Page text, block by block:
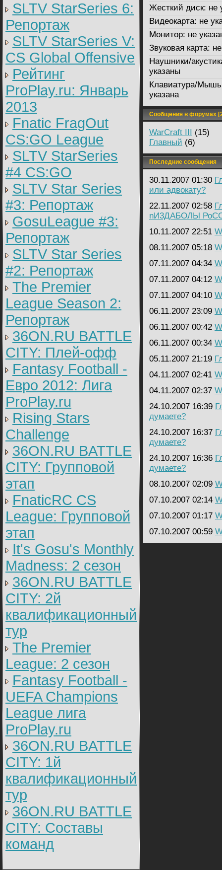
SLTV StarSeries 6:
Репортаж
SLTV StarSeries V:
CS Global Offensive
Рейтинг
ProPlay.ru: Январь
2013
Fnatic FragOut
CS:GO League
SLTV StarSeries
#4 CS:GO
SLTV Star Series
#3: Репортаж
GosuLeague #3:
Репортаж
SLTV Star Series
#2: Репортаж
The Premier
League Season 2:
Репортаж
36ON.RU BATTLE
CITY: Плей-офф
Fantasy Football -
Евро 2012: Лига
ProPlay.ru
Rising Stars
Challenge
36ON.RU BATTLE
CITY: Групповой
этап
FnaticRC CS
League: Групповой
этап
It's Gosu's Monthly
Madness: 2 сезон
36ON.RU BATTLE
CITY: 2й
квалификационный
тур
The Premier
League: 2 cезон
Fantasy Football -
UEFA Champions
League лига
ProPlay.ru
36ON.RU BATTLE
CITY: 1й
квалификационный
тур
36ON.RU BATTLE
CITY: Составы
команд
Жесткий диск: не
Видеокарта: не
Монитор: не
Звуковая карта:
Наушники/
указаны
Клавиатура/
указана
Сообщения в форумах
WarCraft III (15)
Главный (6)
Последние сообщения
30.11.2007 01:30
или адвокату?
22.11.2007 02:58
nИ3ДАБОЛЫ
10.11.2007 22:51
08.11.2007 05:18
07.11.2007 04:34
07.11.2007 04:12
07.11.2007 04:10
06.11.2007 23:09
06.11.2007 00:42
06.11.2007 00:34
05.11.2007 21:19
04.11.2007 02:41
04.11.2007 02:37
24.10.2007 16:39
думаете?
24.10.2007 16:37
думаете?
24.10.2007 16:36
думаете?
08.10.2007 02:09
07.10.2007 02:14
07.10.2007 01:17
07.10.2007 00:59